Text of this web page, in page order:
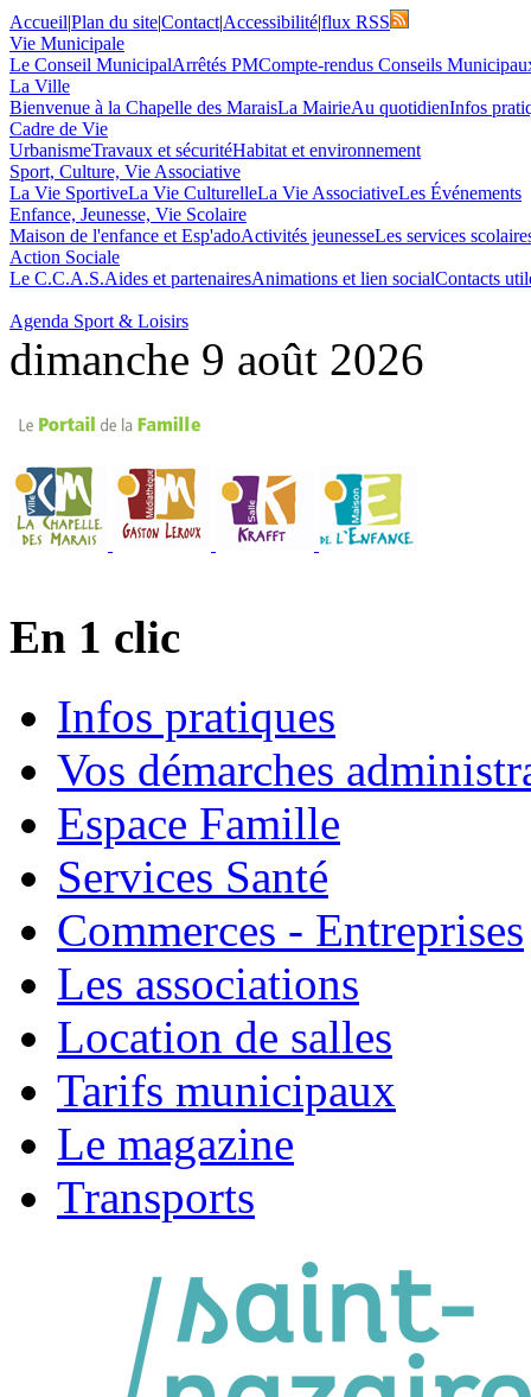
Accueil|Plan du site|Contact|Accessibilité|flux RSS
Vie Municipale
Le Conseil MunicipalArrêtés PMCompte-rendus Conseils
La Ville
Bienvenue à la Chapelle des MaraisLa MairieAu quotidienInfos
Cadre de Vie
UrbanismeTravaux et sécuritéHabitat et environnement
Sport, Culture, Vie Associative
La Vie SportiveLa Vie CulturelleLa Vie AssociativeLes Événements
Enfance, Jeunesse, Vie Scolaire
Maison de l'enfance et Esp'adoActivités jeunesseLes services
Action Sociale
Le C.C.A.S.Aides et partenairesAnimations et lien socialContacts
Agenda Sport & Loisirs
dimanche 9 août 2026
En 1 clic
Infos pratiques
Vos démarches
Espace Famille
Services Santé
Commerces - Entreprises
Les associations
Location de salles
Tarifs municipaux
Le magazine
Transports